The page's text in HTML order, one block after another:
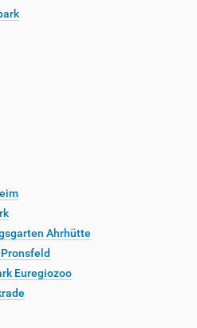
Ahrhütte
Euregiozoo